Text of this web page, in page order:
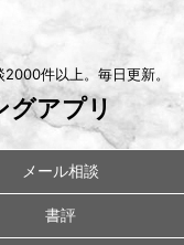
件以上。毎日更新。
グアプリ
メール相談
書評